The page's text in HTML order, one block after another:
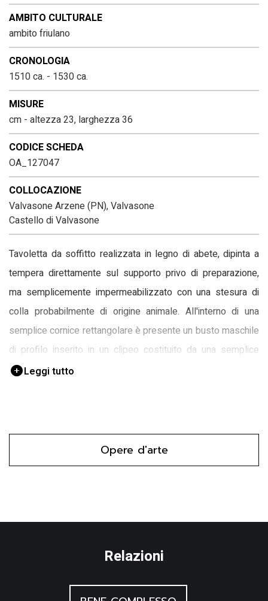
AMBITO CULTURALE
ambito friulano
CRONOLOGIA
1510 ca. - 1530 ca.
MISURE
cm - altezza 23, larghezza 36
CODICE SCHEDA
OA_127047
COLLOCAZIONE
Valvasone Arzene (PN), Valvasone
Castello di Valvasone
Tavoletta da soffitto realizzata in legno di abete, dipinta a
tempera direttamente sul supporto privo di preparazione,
ma semplicemente impermeabilizzato con una stesura di
colla probabilmente di origine animale. All'interno di una
semplice cornice rettangolare è presente un busto maschile
di profilo inserito in un clipeo costituito da una semplice
circonferenza.
Leggi tutto
Opere d'arte
Relazioni